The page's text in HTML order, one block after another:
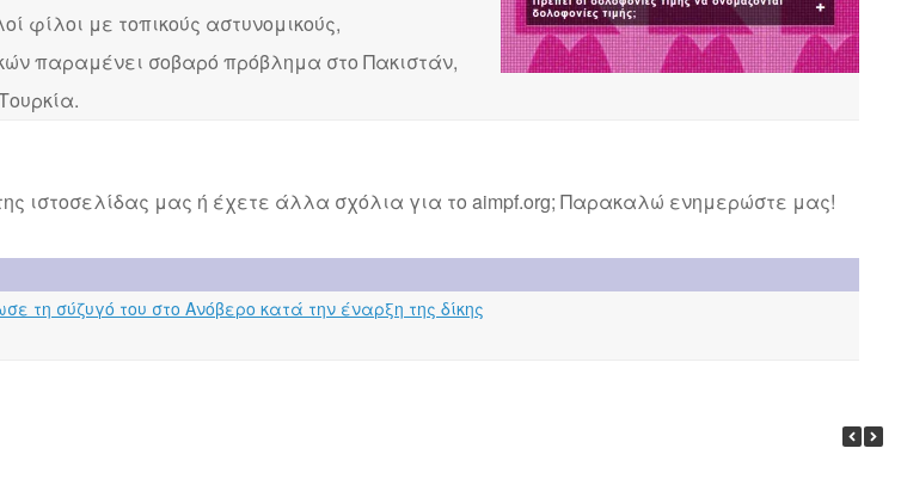
φίλοι με τοπικούς αστυνομικούς,
παραμένει σοβαρό πρόβλημα στο Πακιστάν,
ιστοσελίδας μας ή έχετε άλλα σχόλια για το aimpf.org; Παρακαλώ ενημερώστε μας!
τη σύζυγό του στο Ανόβερο κατά την έναρξη της δίκης